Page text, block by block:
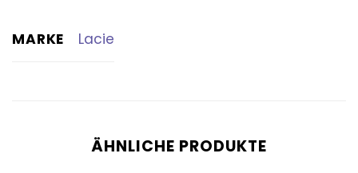
MARKE Lacie
ÄHNLICHE PRODUKTE